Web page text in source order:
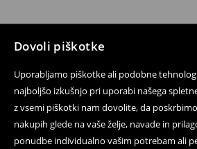
Dovoli piškotke
Uporabljamo piškotke ali podobne
najboljšo izkušnjo pri uporabi našega
z vsemi piškotki nam dovolite, da
nakupih glede na vaše želje, navade in
ponudbe individualno vašim potrebam ali